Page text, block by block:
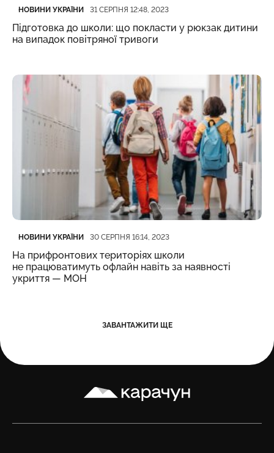
Категорія
НОВИНИ УКРАЇНИ
Дата публікації 31 СЕРПНЯ 12:48, 2023
Підготовка до школи: що покласти у рюкзак дитини
на випадок повітряної тривоги
Категорія
НОВИНИ УКРАЇНИ
Дата публікації 30 СЕРПНЯ 16:14, 2023
На прифронтових територіях школи
не працюватимуть офлайн навіть за наявності
укриття — МОН
ЗАВАНТАЖИТИ ЩЕ
Карачун